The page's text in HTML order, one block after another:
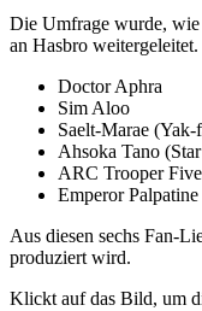
Die Umfrage wurde, wie
an Hasbro
Doctor Aphra
Sim Aloo
Saelt-Marae (Yak-
Ahsoka Tano
ARC Trooper
Emperor Palpatine
Aus diesen sechs Fan-
produziert wird.
Klickt auf das Bild, um